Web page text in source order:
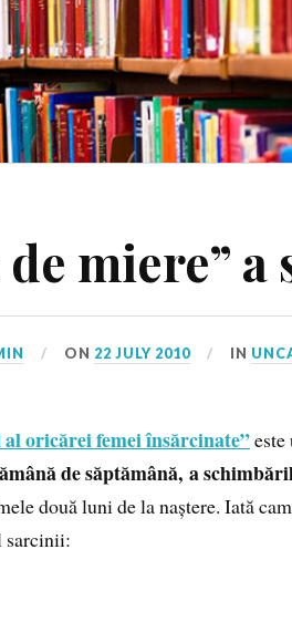
de miere”
ON 22 JULY 2010 IN
oricărei femei însărcinate”este
de săptămână, a
două luni de la naștere. Iată
sarcinii: